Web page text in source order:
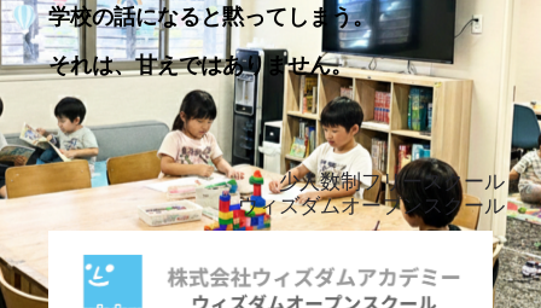
学校の話になると黙ってしまう。
それは、甘えではありません。
少人数制フリースクール
ウィズダムオープンスクール